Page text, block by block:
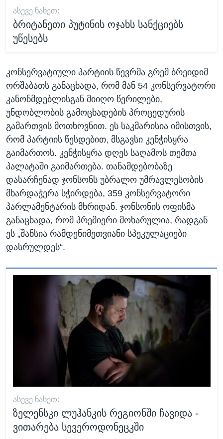
ᲐᲡᲔᲕᲔ ᲜᲐᲮᲔᲗ:
ბრიტანეთი პუტინის ოჯახს სანქციებს
უწესებს
კონსერვატიული პარტიის წევრმა გრემ ბრეიდიმ
ორშაბათს განაცხადა, რომ მან 54 კონსერვატორი
კანონმდებლისგან მიიღო წერილები,
უნდობლობის გამოცხადების პროცედურის
გამართვის მოთხოვნით. ეს საკმარისია იმისთვის,
რომ პარტიის წესდებით, მსგავსი კენჭისყრა
გაიმართოს. კენჭისყრა დღეს საღამოს თემთა
პალატაში გაიმართება. თანამდებობაზე
დასარჩენად ჯონსონს უბრალო უმრავლესობის
მხარდაჭერა სჭირდება, 359 კონსერვატორი
პარლამენტარის მხრიდან. ჯონსონის ოფისმა
განაცხადა, რომ პრემიერი მოხარულია, რადგან
ეს „შანსია რამდენიმეთვიანი სპეკულაციები
დასრულდეს“.
ᲐᲡᲔᲕᲔ ᲜᲐᲮᲔᲗ:
ზელენსკი ლუჰანკის რეგიონში ჩავიდა -
ვითარება სევეროდონეცკში